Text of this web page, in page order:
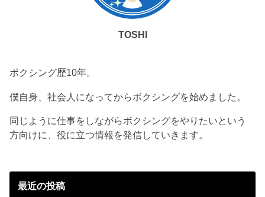
TOSHI
ボクシング歴10年。
僕自身、社会人になってからボクシングを始めました。
同じように仕事をしながらボクシングをやりたいという
方向けに、役に立つ情報を発信していきます。
最近の投稿